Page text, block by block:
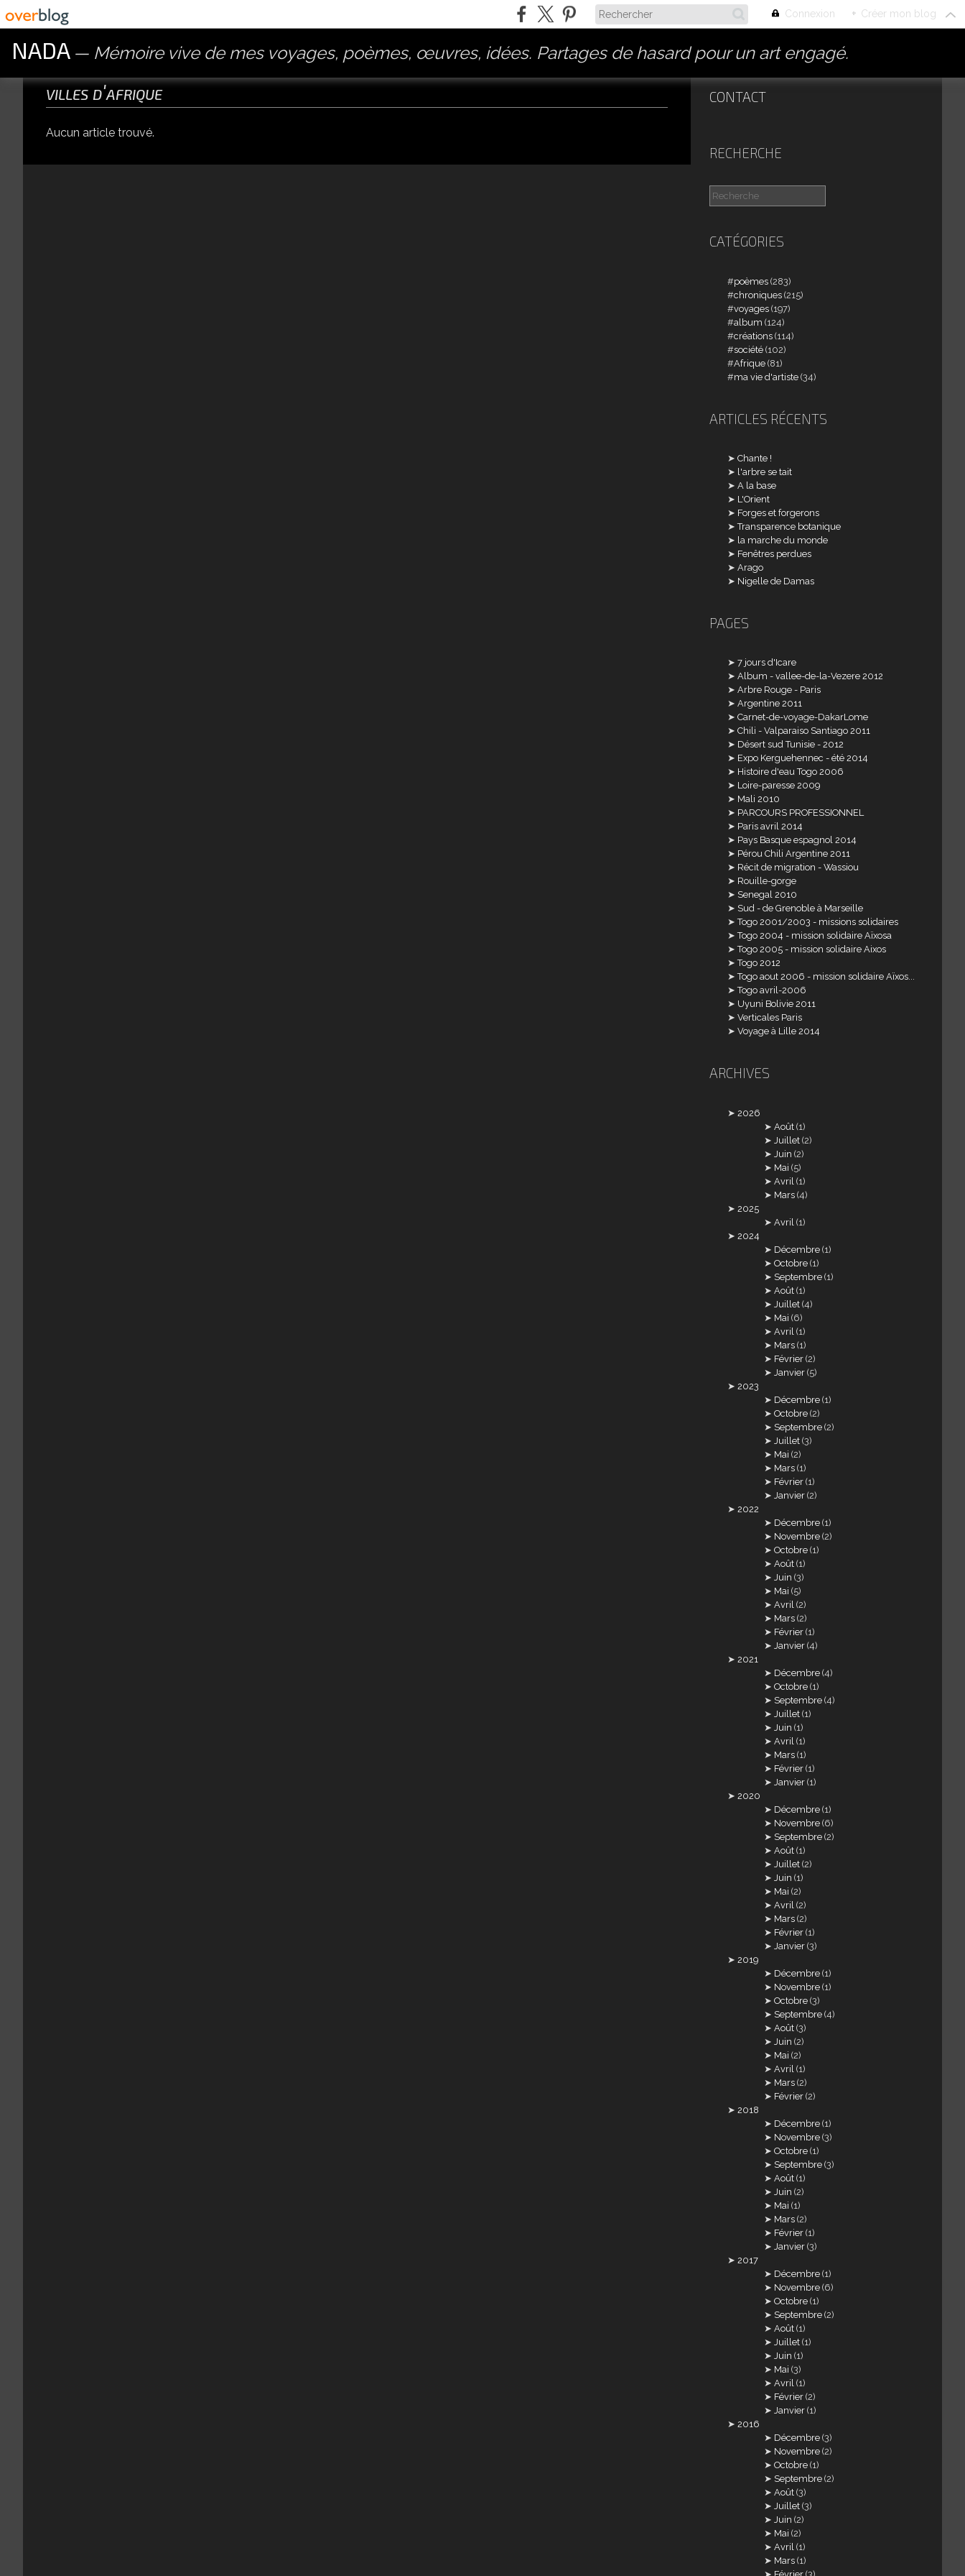
Connexion + Créer mon blog
NADA Mémoire vive de mes voyages, poèmes, œuvres, idées. Partages de hasard pour un art engagé.
villes d'afrique
Aucun article trouvé.
CONTACT
RECHERCHE
CATÉGORIES
poèmes (283)
chroniques (215)
voyages (197)
album (124)
créations (114)
société (102)
Afrique (81)
ma vie d'artiste (34)
ARTICLES RÉCENTS
Chante !
l'arbre se tait
A la base
L'Orient
Forges et forgerons
Transparence botanique
la marche du monde
Fenêtres perdues
Arago
Nigelle de Damas
PAGES
7 jours d'Icare
Album - vallee-de-la-Vezere 2012
Arbre Rouge - Paris
Argentine 2011
Carnet-de-voyage-DakarLome
Chili - Valparaiso Santiago 2011
Désert sud Tunisie - 2012
Expo Kerguehennec - été 2014
Histoire d'eau Togo 2006
Loire-paresse 2009
Mali 2010
PARCOURS PROFESSIONNEL
Paris avril 2014
Pays Basque espagnol 2014
Pérou Chili Argentine 2011
Récit de migration - Wassiou
Rouille-gorge
Senegal 2010
Sud - de Grenoble à Marseille
Togo 2001/2003 - missions solidaires
Togo 2004 - mission solidaire Aïxosa
Togo 2005 - mission solidaire Aixos
Togo 2012
Togo aout 2006 - mission solidaire Aïxos...
Togo avril-2006
Uyuni Bolivie 2011
Verticales Paris
Voyage à Lille 2014
ARCHIVES
2026
Août (1)
Juillet (2)
Juin (2)
Mai (5)
Avril (1)
Mars (4)
2025
Avril (1)
2024
Décembre (1)
Octobre (1)
Septembre (1)
Août (1)
Juillet (4)
Mai (6)
Avril (1)
Mars (1)
Février (2)
Janvier (5)
2023
Décembre (1)
Octobre (2)
Septembre (2)
Juillet (3)
Mai (2)
Mars (1)
Février (1)
Janvier (2)
2022
Décembre (1)
Novembre (2)
Octobre (1)
Août (1)
Juin (3)
Mai (5)
Avril (2)
Mars (2)
Février (1)
Janvier (4)
2021
Décembre (4)
Octobre (1)
Septembre (4)
Juillet (1)
Juin (1)
Avril (1)
Mars (1)
Février (1)
Janvier (1)
2020
Décembre (1)
Novembre (6)
Septembre (2)
Août (1)
Juillet (2)
Juin (1)
Mai (2)
Avril (2)
Mars (2)
Février (1)
Janvier (3)
2019
Décembre (1)
Novembre (1)
Octobre (3)
Septembre (4)
Août (3)
Juin (2)
Mai (2)
Avril (1)
Mars (2)
Février (2)
2018
Décembre (1)
Novembre (3)
Octobre (1)
Septembre (3)
Août (1)
Juin (2)
Mai (1)
Mars (2)
Février (1)
Janvier (3)
2017
Décembre (1)
Novembre (6)
Octobre (1)
Septembre (2)
Août (1)
Juillet (1)
Juin (1)
Mai (3)
Avril (1)
Février (2)
Janvier (1)
2016
Décembre (3)
Novembre (2)
Octobre (1)
Septembre (2)
Août (3)
Juillet (3)
Juin (2)
Mai (2)
Avril (1)
Mars (1)